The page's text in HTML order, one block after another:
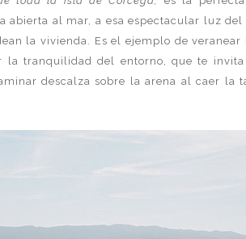
abierta al mar, a esa espectacular luz
la vivienda. Es el ejemplo de veranear
la tranquilidad del entorno, que te
descalza sobre la arena al caer la